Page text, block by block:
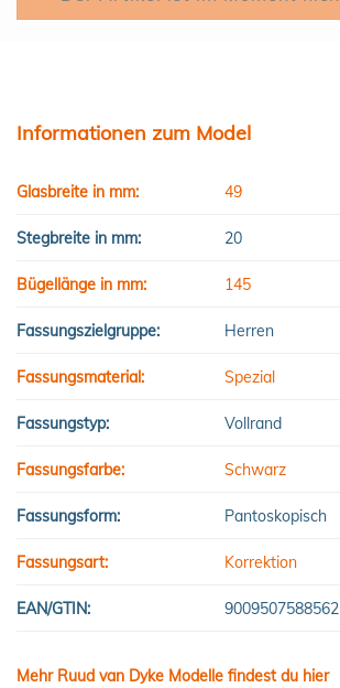
Informationen zum Model
Glasbreite in mm: 49
Stegbreite in mm: 20
Bügellänge in mm: 145
Fassungszielgruppe: Herren
Fassungsmaterial: Spezial
Fassungstyp: Vollrand
Fassungsfarbe: Schwarz
Fassungsform: Pantoskopisch
Fassungsart: Korrektion
EAN/GTIN: 9009507588562
Mehr Ruud van Dyke Modelle findest du hier